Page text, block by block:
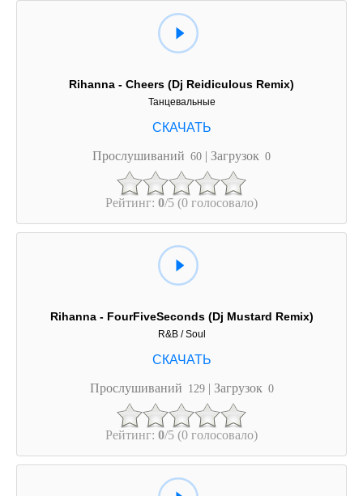
Rihanna - Cheers (Dj Reidiculous Remix)
Танцевальные
Прослушиваний 60 | Загрузок 0
Рейтинг: 0/5 (0 голосовало)
Rihanna - FourFiveSeconds (Dj Mustard Remix)
R&B / Soul
Прослушиваний 129 | Загрузок 0
Рейтинг: 0/5 (0 голосовало)